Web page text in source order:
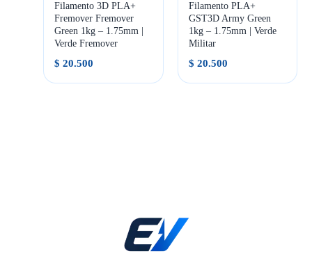
Filamento 3D PLA+
Fremover Fremover
Green 1kg – 1.75mm |
Verde Fremover
$ 20.500
Filamento PLA+
GST3D Army Green
1kg – 1.75mm | Verde
Militar
$ 20.500